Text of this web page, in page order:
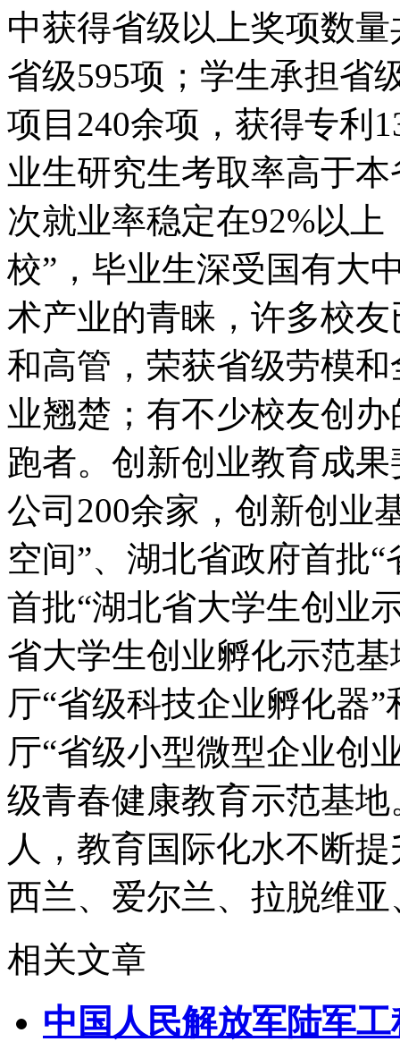
中获得省级以上奖项数
省级595项；学生承担省
项目240余项，获得专利
业生研究生考取率高于
次就业率稳定在92%以
校”，毕业生深受国有大
术产业的青睐，许多校
和高管，荣获省级劳模
业翘楚；有不少校友创
跑者。创新创业教育成
公司200余家，创新创业
空间”、湖北省政府首批
首批“湖北省大学生创业
省大学生创业孵化示范
厅“省级科技企业孵化器
厅“省级小型微型企业创
级青春健康教育示范基
人，教育国际化水不断
西兰、爱尔兰、拉脱维
相关文章
中国人民解放军陆军